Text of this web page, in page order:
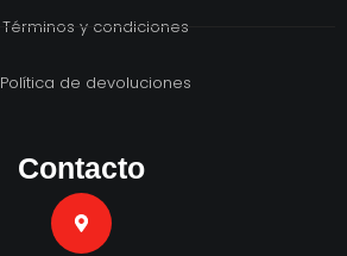
Términos y condiciones
Política de devoluciones
Contacto